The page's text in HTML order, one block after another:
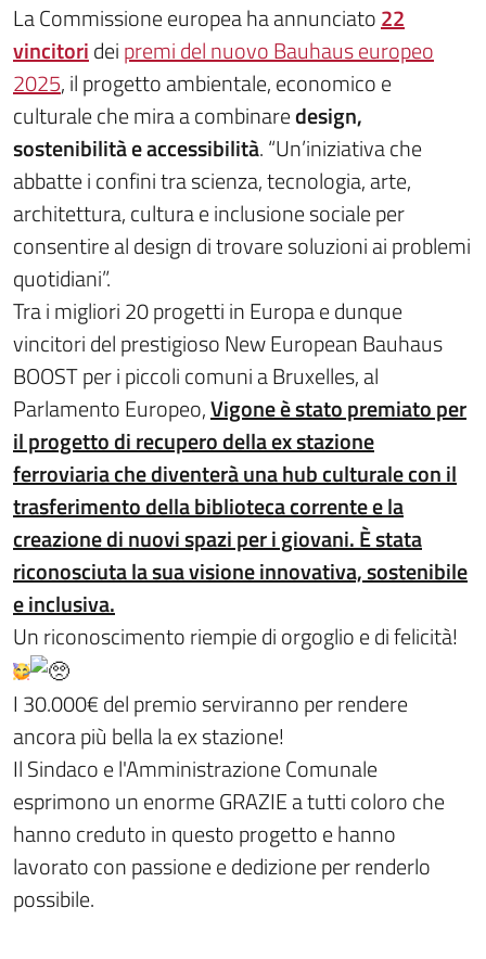
La Commissione europea ha annunciato22
vincitorideipremi del nuovo Bauhaus europeo
2025, il progetto ambientale, economico e
culturale che mira a combinaredesign,
sostenibilità e accessibilità. “Un’iniziativa che
abbatte i confini tra scienza, tecnologia, arte,
architettura, cultura e inclusione sociale per
consentire al design di trovare soluzioni ai problemi
quotidiani”.
Tra i migliori 20 progetti in Europa e dunque
vincitori del prestigioso New European Bauhaus
BOOST per i piccoli comuni aBruxelles, al
Parlamento Europeo,Vigone è stato premiato per
il progetto di recupero della ex stazione
ferroviaria che diventerà una hub culturale con il
trasferimento della biblioteca corrente e la
creazione di nuovi spazi per i giovani. È stata
riconosciuta la sua visione innovativa, sostenibile
e inclusiva.
Un riconoscimento riempie di orgoglio e di felicità!
I 30.000€ del premio serviranno per rendere
ancora più bella la ex stazione!
Il Sindaco e l'Amministrazione Comunale
esprimono un enorme GRAZIE a tutti coloro che
hanno creduto in questo progetto e hanno
lavorato con passione e dedizione per renderlo
possibile.